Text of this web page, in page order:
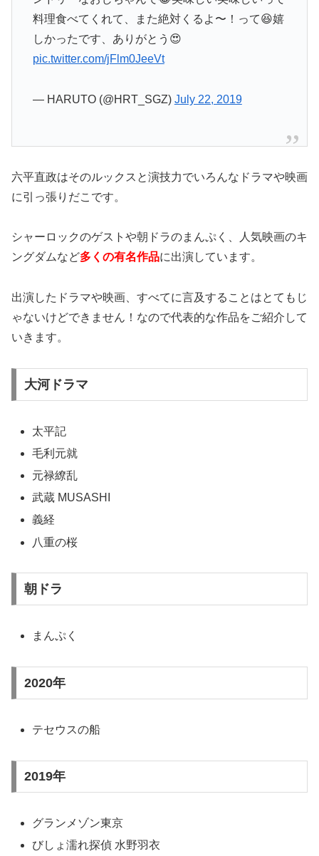
料理食べてくれて、また絶対くるよ〜！って😆嬉
しかったです、ありがとう😍
pic.twitter.com/jFlm0JeeVt
— HARUTO (@HRT_SGZ) July 22, 2019
六平直政はそのルックスと演技力でいろんなドラマや映画
に引っ張りだこです。
シャーロックのゲストや朝ドラのまんぷく、人気映画のキ
ングダムなど多くの有名作品に出演しています。
出演したドラマや映画、すべてに言及することはとてもじ
ゃないけどできません！なので代表的な作品をご紹介して
いきます。
大河ドラマ
太平記
毛利元就
元禄繚乱
武蔵 MUSASHI
義経
八重の桜
朝ドラ
まんぷく
2020年
テセウスの船
2019年
グランメゾン東京
びしょ濡れ探偵 水野羽衣